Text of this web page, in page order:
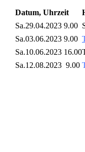
Datum, Uhrzeit
Sa.29.04.2023 9.00
Sa.03.06.2023 9.00
Sa.10.06.2023 16.00
Sa.12.08.2023 9.00